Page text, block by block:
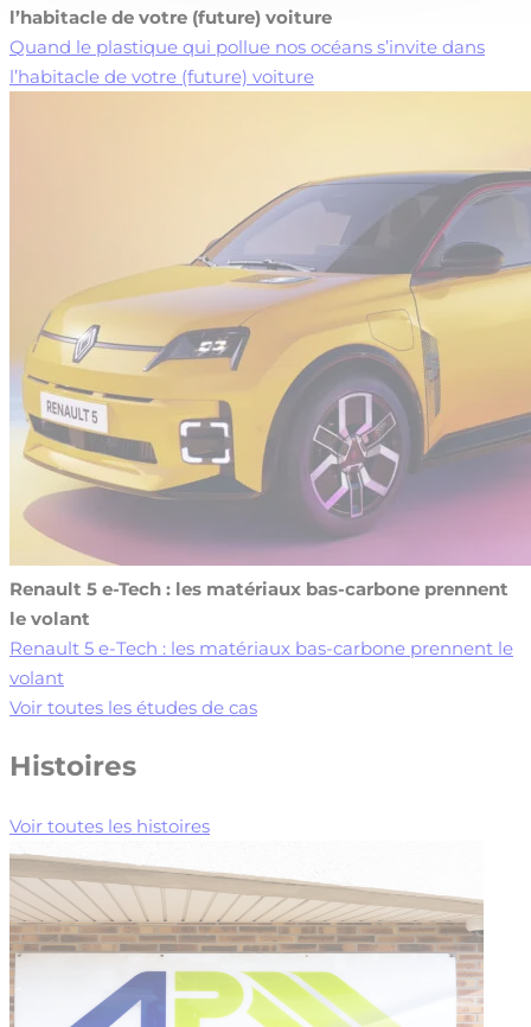
l’habitacle de votre (future) voiture
Quand le plastique qui pollue nos océans s’invite dans
l’habitacle de votre (future) voiture
Renault 5 e-Tech : les matériaux bas-carbone prennent
le volant
Renault 5 e-Tech : les matériaux bas-carbone prennent le
volant
Voir toutes les études de cas
Histoires
Voir toutes les histoires